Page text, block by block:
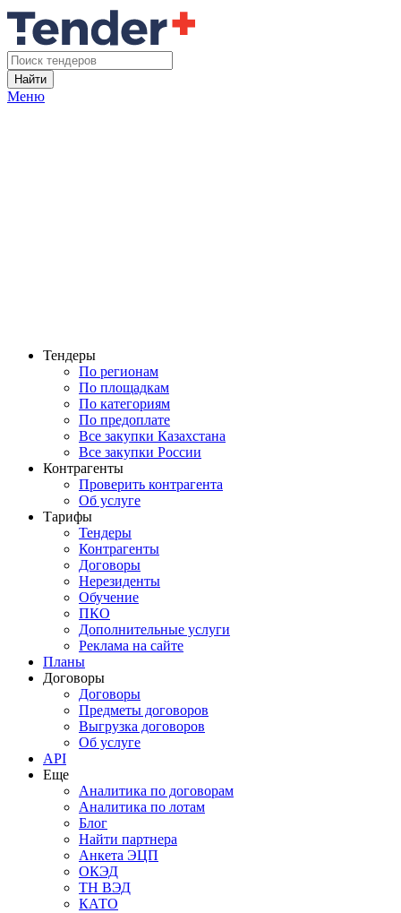
Найти
Меню
Тендеры
По регионам
По площадкам
По категориям
По предоплате
Все закупки Казахстана
Все закупки России
Контрагенты
Проверить контрагента
Об услуге
Тарифы
Тендеры
Контрагенты
Договоры
Нерезиденты
Обучение
ПКО
Дополнительные услуги
Реклама на сайте
Планы
Договоры
Договоры
Предметы договоров
Выгрузка договоров
Об услуге
API
Еще
Аналитика по договорам
Аналитика по лотам
Блог
Найти партнера
Анкета ЭЦП
ОКЭД
ТН ВЭД
КАТО